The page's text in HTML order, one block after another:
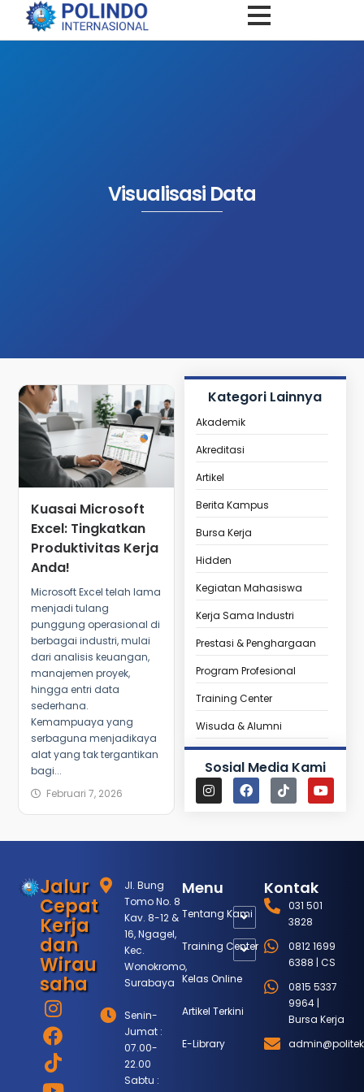
Visualisasi Data
Kuasai Microsoft
Excel: Tingkatkan
Produktivitas Kerja
Anda!
Microsoft Excel telah lama
menjadi tulang
punggung operasional di
berbagai industri, mulai
dari analisis keuangan,
manajemen proyek,
hingga entri data
sederhana.
Kemampuaya yang
serbaguna menjadikaya
alat yang tak tergantikan
bagi...
Februari 7, 2026
Kategori Lainnya
Akademik
Akreditasi
Artikel
Berita Kampus
Bursa Kerja
Hidden
Kegiatan Mahasiswa
Kerja Sama Industri
Prestasi & Penghargaan
Program Profesional
Training Center
Wisuda & Alumni
Sosial Media Kami
Jalur
Cepat
Kerja
dan
Wirau
saha
Jl. Bung
Tomo No. 8
Kav. 8-12 &
16, Ngagel,
Kec.
Wonokromo,
Surabaya
Senin-
Jumat :
07.00-
22.00
Sabtu :
Menu
Tentang Kami
Training Center
Kelas Online
Artikel Terkini
E-Library
Kontak
031 501
3828
0812 1699
6388 | CS
0815 5337
9964 |
Bursa Kerja